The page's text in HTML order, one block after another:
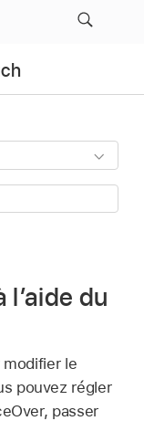
l’aide du
le
pouvez régler
passer